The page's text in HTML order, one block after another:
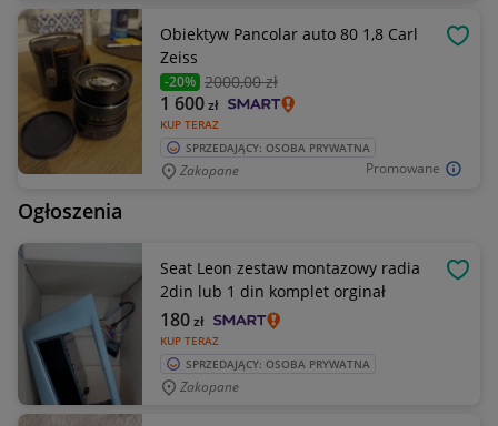
Promowane
Obiektyw Pancolar auto 80 1,8 Carl
Zeiss
-20% 2000,00 zł
KUP TERAZ
1 600zł
SPRZEDAJĄCY: OSOBA PRYWATNA
Zakopane
Ogłoszenia
Seat Leon zestaw montazowy radia
2din lub 1 din komplet orginał
KUP TERAZ
180zł
SPRZEDAJĄCY: OSOBA PRYWATNA
Zakopane